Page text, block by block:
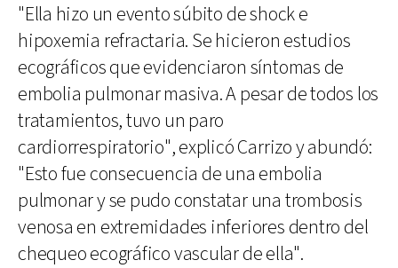
"Ella hizo un evento súbito de shock e
hipoxemia refractaria. Se hicieron estudios
ecográficos que evidenciaron síntomas de
embolia pulmonar masiva. A pesar de todos los
tratamientos, tuvo un paro
cardiorrespiratorio", explicó Carrizo y abundó:
"Esto fue consecuencia de una embolia
pulmonar y se pudo constatar una trombosis
venosa en extremidades inferiores dentro del
chequeo ecográfico vascular de ella".